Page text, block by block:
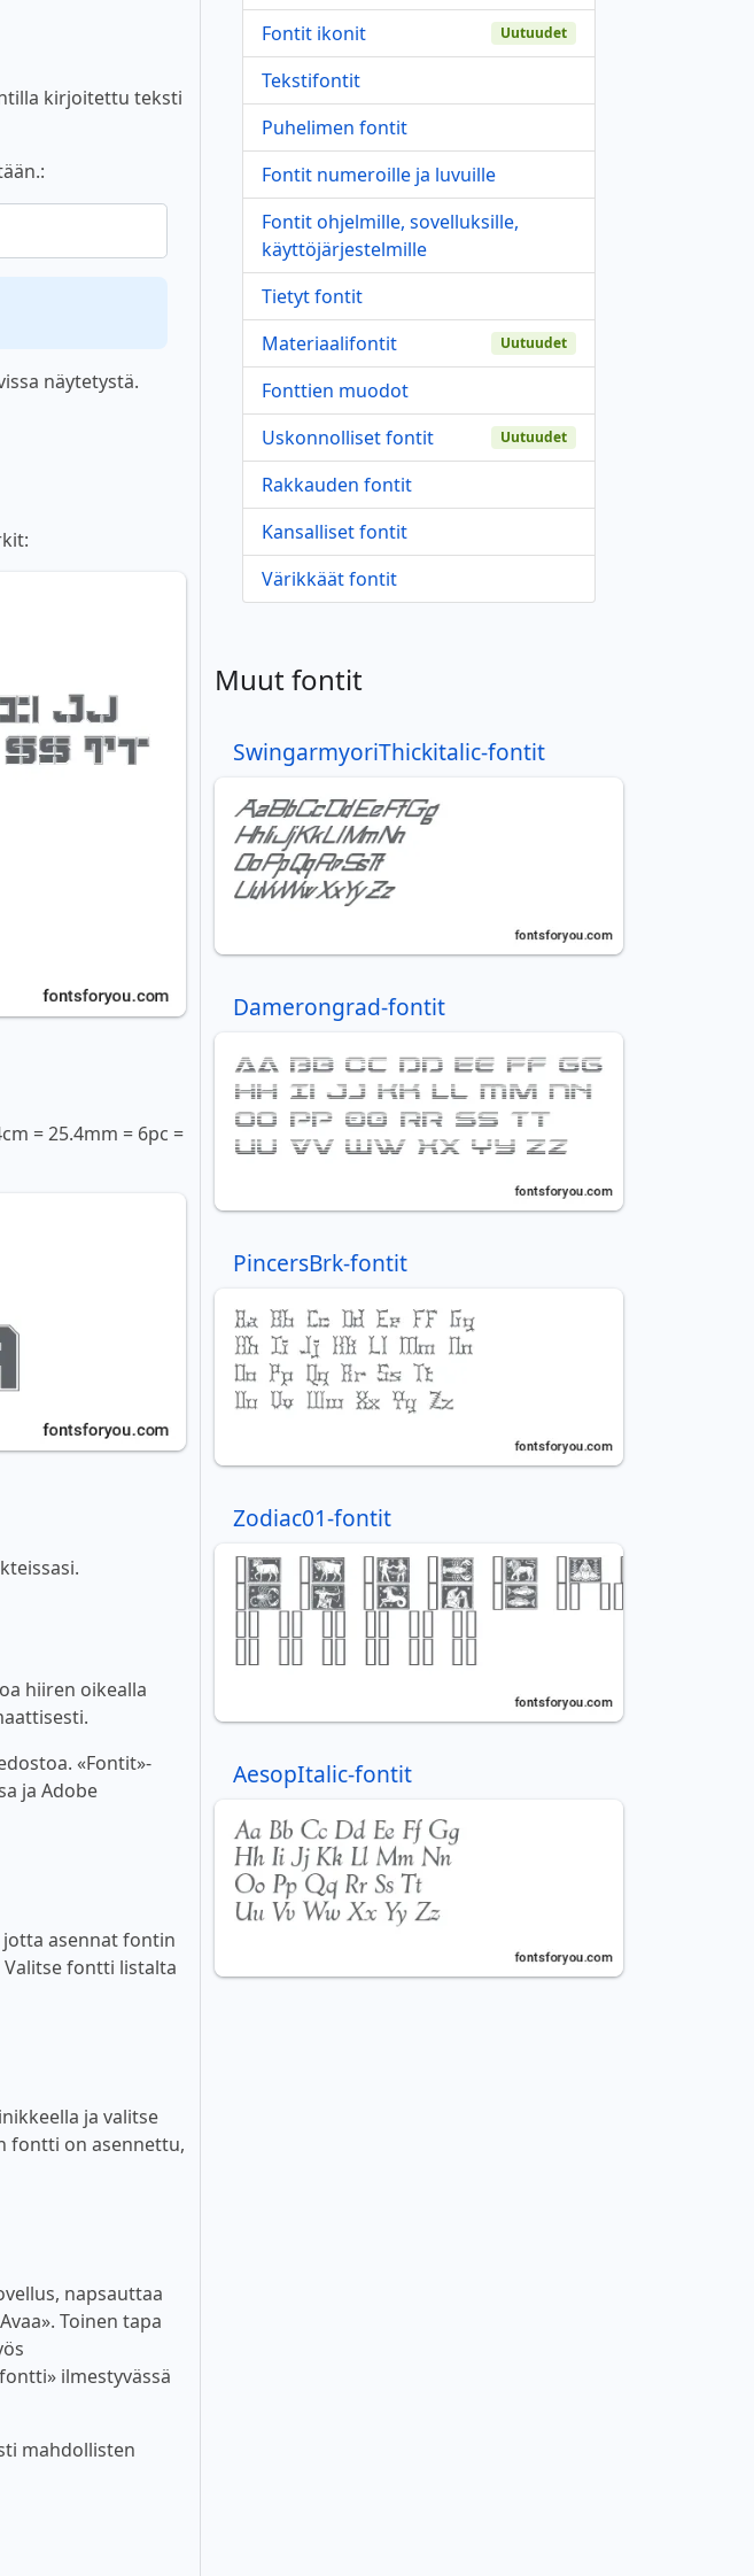
kirjoitettu teksti
näytetystä.
= 25.4mm = 6pc =
hiiren oikealla
«Fontit»-
ja Adobe
jotta asennat fontin
fontti listalta
ja valitse
fontti on asennettu,
napsauttaa
Toinen tapa
ilmestyvässä
mahdollisten
Fontit ikonit Uutuudet
Tekstifontit
Puhelimen fontit
Fontit numeroille ja luvuille
Fontit ohjelmille, sovelluksille,
käyttöjärjestelmille
Tietyt fontit
Materiaalifontit
Uutuudet
Fonttien muodot
Uskonnolliset fontit
Uutuudet
Rakkauden fontit
Kansalliset fontit
Värikkäät fontit
Muut fontit
SwingarmyoriThickitalic-fontit
Damerongrad-fontit
PincersBrk-fontit
Zodiac01-fontit
AesopItalic-fontit